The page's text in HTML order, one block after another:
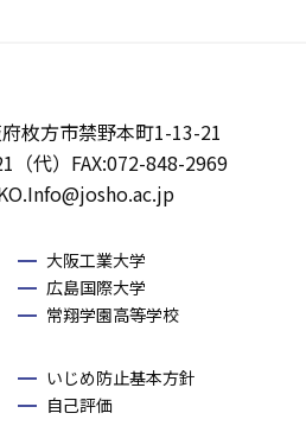
枚方市禁野本町1-13-21
（代）FAX:072-848-2969
大阪工業大学
広島国際大学
常翔学園高等学校
いじめ防止基本方針
自己評価